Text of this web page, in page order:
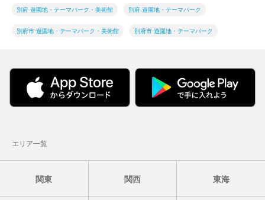
別府 遊園地・テーマパーク・美術館 別府 遊園地・テーマパーク
別府市 遊園地・テーマパーク・美術館 別府市 遊園地・テーマパーク
エリア一覧
関東 関西 東海